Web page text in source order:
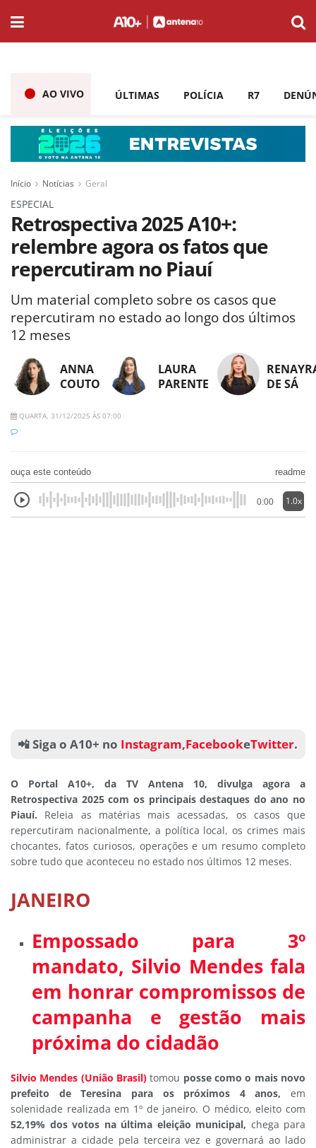
AO VIVO ÚLTIMAS POLÍCIA R7
Início Notícias Geral
ESPECIAL
Retrospectiva 2025 A10+:
relembre agora os fatos que
repercutiram no Piauí
Um material completo sobre os casos que
repercutiram no estado ao longo dos últimos
12 meses
ANNA
COUTO
LAURA
PARENTE
DE SÁ
QUARTA, 31/12/2025 ÀS 07:00
ouça este conteúdo readme
0:00 1.0x
📲 Siga o A10+ no Instagram,FacebookeTwitter.
O Portal A10+, da TV Antena 10, divulga agora a
Retrospectiva 2025 com os principais destaques do ano no
Piauí. Releia as matérias mais acessadas, os casos que
repercutiram nacionalmente, a política local, os crimes mais
chocantes, fatos curiosos, operações e um resumo completo
sobre tudo que aconteceu no estado nos últimos 12 meses.
JANEIRO
Empossado para 3º
mandato, Silvio Mendes fala
em honrar compromissos de
campanha e gestão mais
próxima do cidadão
Silvio Mendes (União Brasil) tomou posse como o mais novo
prefeito de Teresina para os próximos 4 anos, em
solenidade realizada em 1º de janeiro. O médico, eleito com
52,19% dos votos na última eleição municipal, chega para
administrar a cidade pela terceira vez e governará ao lado